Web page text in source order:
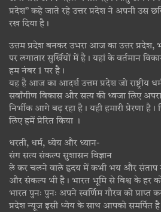
प्रदेश” कहे जाते रहे उत्तर प्रदेश ने अपनी उस
रख दिया है।
उत्तम प्रदेश बनकर उभरा आज का उत्तर प्रदेश,
पर लगातार सुर्खियों में है। यहां के वर्तमान
हम नंबर 1 पर है।
यह है आज का आदर्श उत्तम प्रदेश जो राष्ट्रीय
सर्वांगीण विकास और सत्य की ध्वजा लिए
निर्भीक आगे बढ़ रहा है। यही हमारी प्रेरणा
लिए हमें प्रेरित किया ।
धरती, धर्म, ध्येय और ध्यान-
संग सत्य संकल्प सुशासन विज्ञान
ले कर चलने वाले हृदय में कभी भय और संताप
और संकल्प भी है। भारत भूमि से विश्व के हर
भारत पुनः पुनः अपने स्वर्णिम गौरव को प्राप्त
प्रदेश न्यूज इसी ध्येय के साथ आपको समर्पित है